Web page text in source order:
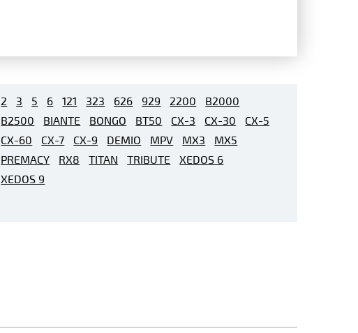
2 3 5 6 121 323 626 929 2200
B2000
B2500
BIANTE BONGO BT50 CX-3 CX-30
CX-5
CX-60
CX-7 CX-9 DEMIO MPV MX3
MX5
PREMACY
RX8 TITAN TRIBUTE
XEDOS 6
XEDOS 9